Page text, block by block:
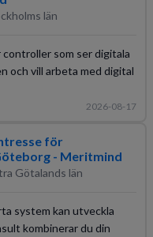
län
som ser digitala
och vill arbeta med digital
2026-08-17
för
- Meritmind
Götalands län
system kan utveckla
kombinerar du din